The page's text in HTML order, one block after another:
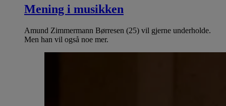
Mening i musikken
Amund Zimmermann Børresen (25) vil gjerne underholde.
Men han vil også noe mer.